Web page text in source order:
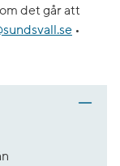
det går att
•